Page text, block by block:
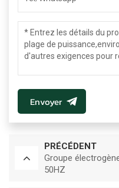
Envoyer
PRÉCÉDENT
Groupe
50HZ